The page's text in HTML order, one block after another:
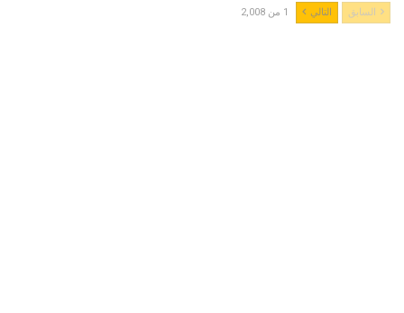
السابق التالي 1 من 2,008